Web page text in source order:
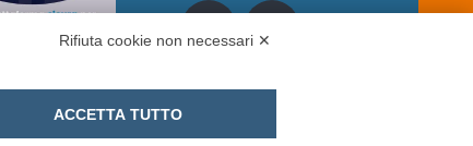
Rifiuta cookie non necessari ✕
ACCETTA TUTTO